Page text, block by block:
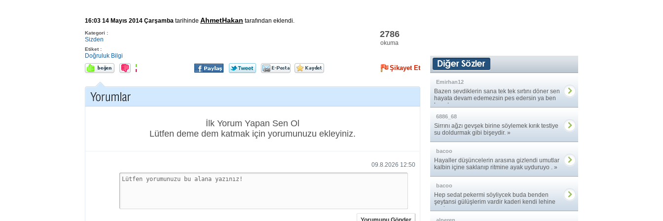
16:03 14 Mayıs 2014 Çarşamba tarihinde AhmetHakan tarafından eklendi.
Kategori :
Sizden
Etiket :
Doğruluk Bilgi
2786
okuma
Şikayet Et
İlk Yorum Yapan Sen Ol
Lütfen deme dem katmak için yorumunuzu ekleyiniz.
09.8.2026 12:50
Emirhan12
Bazen sevdiklerin sana tek tek sırtını döner sen
hayata devam edemezsin pes edersin ya ben
hayatıma ... »
6886_68
Sirrını ağzı gevşek birine söylemek kırık testiye
su doldurmak gibi bişeydir. »
bacoo
Hayaller düşüncelerin arasına gizlendi umutlar
kalbin içine saklanıp ritmine ayak uyduruyo . »
bacoo
Hep sedat pekermi söyliycek buda benden
şeytansi gülüşlerim vardir kaderi kendi lehine
çeviren. »